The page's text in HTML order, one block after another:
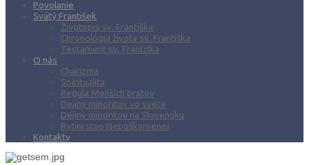
Povolanie
Svätý František
Životopis sv. Františka
Chronológia života sv. Františka
Testament sv. Františka
O nás
Charizma
Spiritualita
Regula Menších bratov
Dejiny minoritov vo svete
Dejiny minoritov na Slovensku
Rytierstvo Nepoškvrnenej
Kontakty